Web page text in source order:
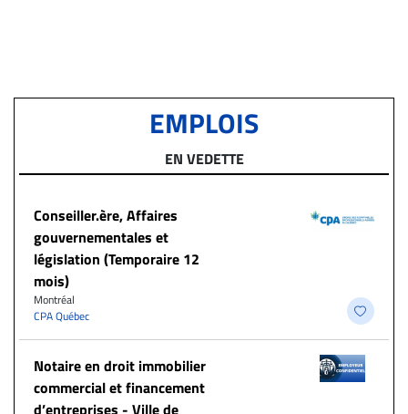
EMPLOIS
EN VEDETTE
Conseiller.ère, Affaires
gouvernementales et
législation (Temporaire 12
mois)
Montréal
CPA Québec
Notaire en droit immobilier
commercial et financement